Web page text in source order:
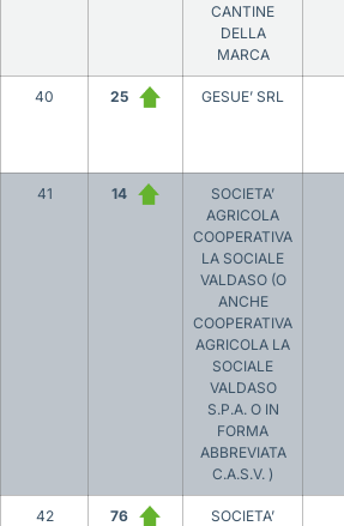
CANTINE
DELLA
MARCA
40 25 GESUE’ SRL
41 14
SOCIETA’
AGRICOLA
COOPERATIVA
LA SOCIALE
VALDASO (O
ANCHE
COOPERATIVA
AGRICOLA LA
SOCIALE
VALDASO
S.P.A. O IN
FORMA
ABBREVIATA
C.A.S.V. )
42 76
SOCIETA’